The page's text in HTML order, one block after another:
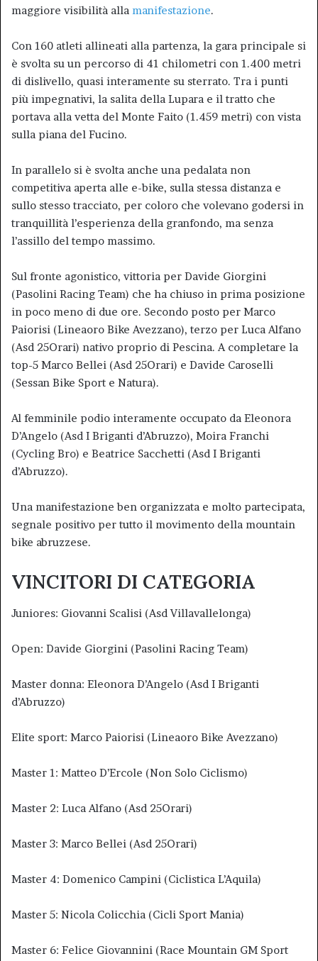
maggiore visibilità alla manifestazione.
Con 160 atleti allineati alla partenza, la gara principale si
è svolta su un percorso di 41 chilometri con 1.400 metri
di dislivello, quasi interamente su sterrato. Tra i punti
più impegnativi, la salita della Lupara e il tratto che
portava alla vetta del Monte Faito (1.459 metri) con vista
sulla piana del Fucino.
In parallelo si è svolta anche una pedalata non
competitiva aperta alle e-bike, sulla stessa distanza e
sullo stesso tracciato, per coloro che volevano godersi in
tranquillità l’esperienza della granfondo, ma senza
l’assillo del tempo massimo.
Sul fronte agonistico, vittoria per Davide Giorgini
(Pasolini Racing Team) che ha chiuso in prima posizione
in poco meno di due ore. Secondo posto per Marco
Paiorisi (Lineaoro Bike Avezzano), terzo per Luca Alfano
(Asd 25Orari) nativo proprio di Pescina. A completare la
top-5 Marco Bellei (Asd 25Orari) e Davide Caroselli
(Sessan Bike Sport e Natura).
Al femminile podio interamente occupato da Eleonora
D’Angelo (Asd I Briganti d’Abruzzo), Moira Franchi
(Cycling Bro) e Beatrice Sacchetti (Asd I Briganti
d’Abruzzo).
Una manifestazione ben organizzata e molto partecipata,
segnale positivo per tutto il movimento della mountain
bike abruzzese.
VINCITORI DI CATEGORIA
Juniores: Giovanni Scalisi (Asd Villavallelonga)
Open: Davide Giorgini (Pasolini Racing Team)
Master donna: Eleonora D’Angelo (Asd I Briganti
d’Abruzzo)
Elite sport: Marco Paiorisi (Lineaoro Bike Avezzano)
Master 1: Matteo D’Ercole (Non Solo Ciclismo)
Master 2: Luca Alfano (Asd 25Orari)
Master 3: Marco Bellei (Asd 25Orari)
Master 4: Domenico Campini (Ciclistica L’Aquila)
Master 5: Nicola Colicchia (Cicli Sport Mania)
Master 6: Felice Giovannini (Race Mountain GM Sport